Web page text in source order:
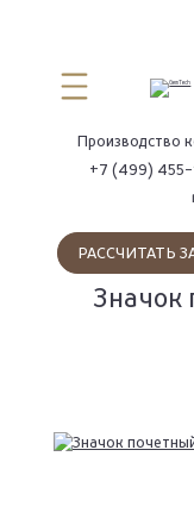
Производство
+7 (499) 455-
РАССЧИТАТЬ
Значок